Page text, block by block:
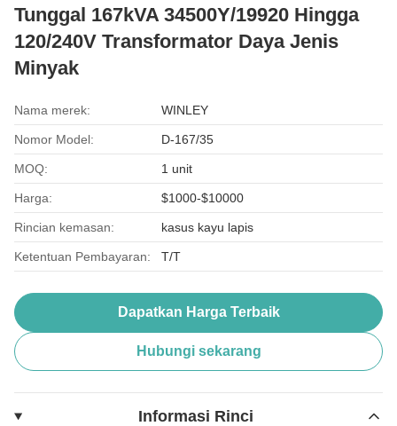
Tunggal 167kVA 34500Y/19920 Hingga
120/240V Transformator Daya Jenis
Minyak
Nama merek: WINLEY
Nomor Model: D-167/35
MOQ: 1 unit
Harga: $1000-$10000
Rincian kemasan: kasus kayu lapis
Ketentuan Pembayaran: T/T
Dapatkan Harga Terbaik
Hubungi sekarang
Informasi Rinci